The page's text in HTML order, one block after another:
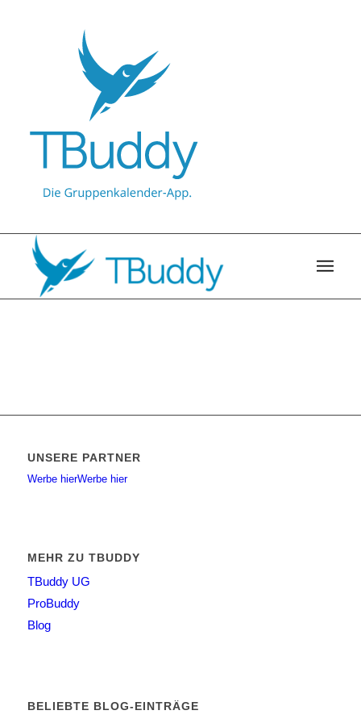
UNSERE PARTNER
Werbe hierWerbe hier
MEHR ZU TBUDDY
TBuddy UG
ProBuddy
Blog
BELIEBTE BLOG-EINTRÄGE